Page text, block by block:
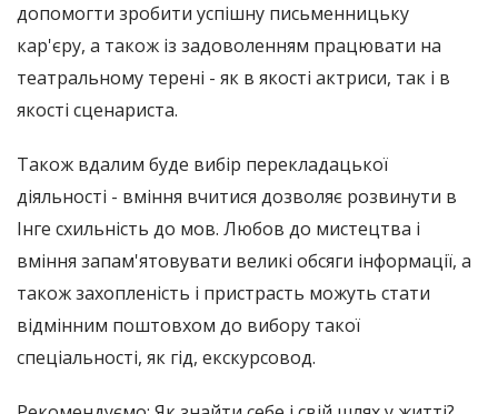
допомогти зробити успішну письменницьку
кар'єру, а також із задоволенням працювати на
театральному терені - як в якості актриси, так і в
якості сценариста.
Також вдалим буде вибір перекладацької
діяльності - вміння вчитися дозволяє розвинути в
Інге схильність до мов. Любов до мистецтва і
вміння запам'ятовувати великі обсяги інформації, а
також захопленість і пристрасть можуть стати
відмінним поштовхом до вибору такої
спеціальності, як гід, екскурсовод.